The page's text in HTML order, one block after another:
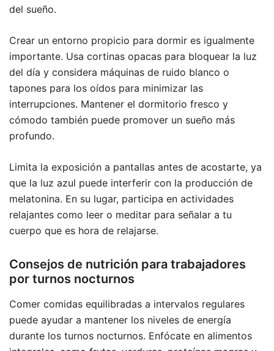
del sueño.
Crear un entorno propicio para dormir es igualmente
importante. Usa cortinas opacas para bloquear la luz
del día y considera máquinas de ruido blanco o
tapones para los oídos para minimizar las
interrupciones. Mantener el dormitorio fresco y
cómodo también puede promover un sueño más
profundo.
Limita la exposición a pantallas antes de acostarte, ya
que la luz azul puede interferir con la producción de
melatonina. En su lugar, participa en actividades
relajantes como leer o meditar para señalar a tu
cuerpo que es hora de relajarse.
Consejos de nutrición para trabajadores
por turnos nocturnos
Comer comidas equilibradas a intervalos regulares
puede ayudar a mantener los niveles de energía
durante los turnos nocturnos. Enfócate en alimentos